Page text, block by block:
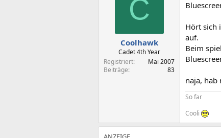
C
Coolhawk
Cadet 4th Year
Registriert
Mai 2007
Beiträge
83
Hört sich
auf.
Beim
naja, hab
So far
Cooli